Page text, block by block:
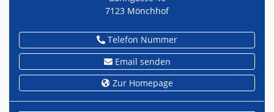
7123 Mönchhof
Telefon Nummer
Email senden
Zur Homepage